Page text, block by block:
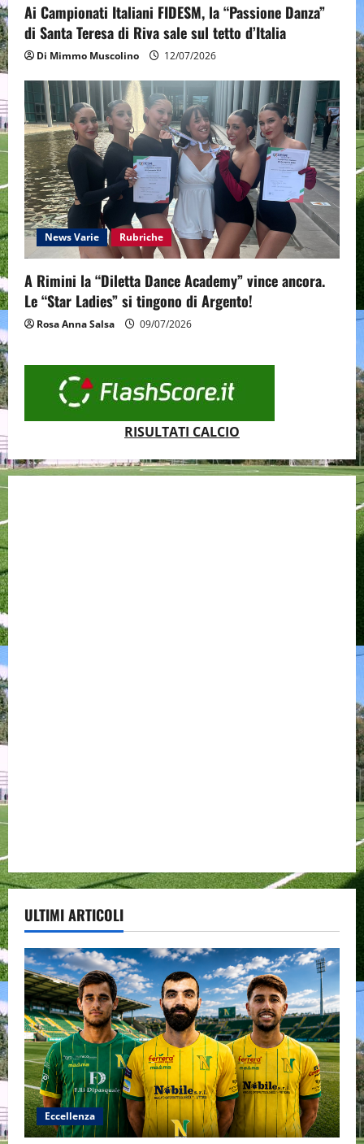
Ai Campionati Italiani FIDESM, la “Passione Danza”
di Santa Teresa di Riva sale sul tetto d’Italia
Di Mimmo Muscolino 12/07/2026
News Varie Rubriche
A Rimini la “Diletta Dance Academy” vince ancora.
Le “Star Ladies” si tingono di Argento!
Rosa Anna Salsa 09/07/2026
RISULTATI CALCIO
ULTIMI ARTICOLI
Eccellenza